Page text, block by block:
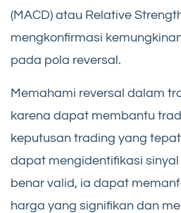
(MACD) atau Relative
mengkonfirmasi
pada pola reversal.
Memahami reversal dalam
karena dapat membantu
keputusan trading yang
dapat mengidentifikasi
benar valid, ia dapat
harga yang signifikan dan